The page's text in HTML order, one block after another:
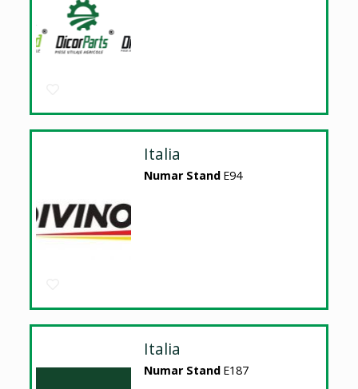
Italia
Numar Stand E94
Italia
Numar Stand E187